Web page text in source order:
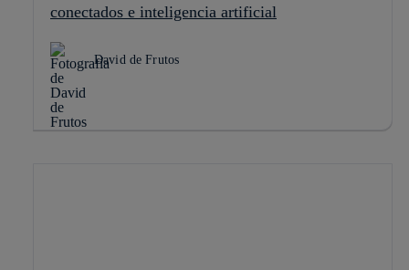
conectados e inteligencia artificial
David de Frutos